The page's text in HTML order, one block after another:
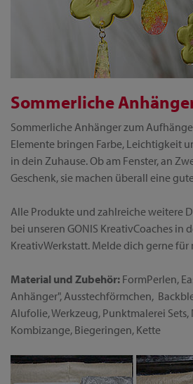
Sommerliche
Sommerliche Anhänger zum
Elemente bringen Farbe, Leichtigkeit
in dein Zuhause. Ob am Fenster, an
Geschenk, sie machen überall eine
Alle Produkte und zahlreiche weitere
bei unseren GONIS KreativCoaches in
KreativWerkstatt. Melde dich gerne für
Material und Zubehör: FormPerlen,
Anhänger", Ausstechförmchen,
Alufolie, Werkzeug, Punktmalerei Sets,
Kombizange, Biegeringen, Kette